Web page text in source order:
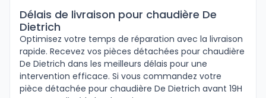
Délais de livraison pour chaudière De
Dietrich
Optimisez votre temps de réparation avec la livraison
rapide. Recevez vos pièces détachées pour chaudière
De Dietrich dans les meilleurs délais pour une
intervention efficace. Si vous commandez votre
pièce détachée pour chaudière De Dietrich avant 19H